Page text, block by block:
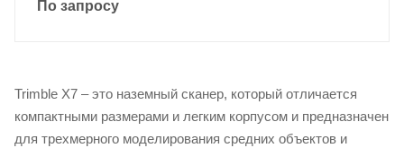
По запросу
Trimble X7 – это наземный сканер, который отличается
компактными размерами и легким корпусом и предназначен
для трехмерного моделирования средних объектов и